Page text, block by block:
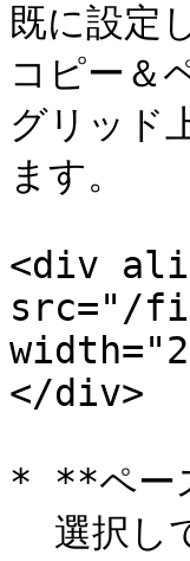
既に設定
コピー＆
グリッド
ます。
<div
src="/
</div>
* **ペー